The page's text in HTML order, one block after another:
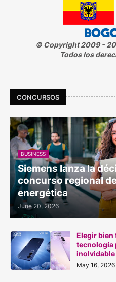
© Copyright 2009 -
Todos los
CONCURSOS
BUSINESS
Siemens lanza la
concurso regional
energética
June 20, 2026
Elegir bien
tecnología
inolvidable
May 16, 2026